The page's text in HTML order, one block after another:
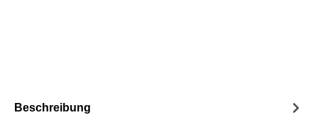
Beschreibung